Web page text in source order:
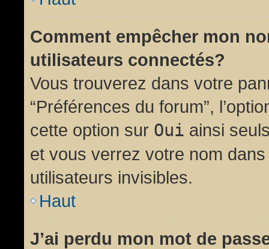
Comment empêcher mon
utilisateurs connectés?
Vous trouverez dans votre
“Préférences du forum”,
cette option sur Oui ainsi
et vous verrez votre nom
utilisateurs invisibles.
Haut
J’ai perdu mon mot de